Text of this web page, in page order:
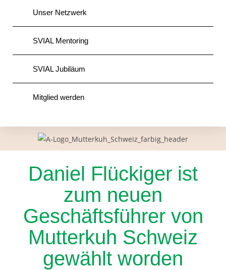
Unser Netzwerk
SVIAL Mentoring
SVIAL Jubiläum
Mitglied werden
Daniel Flückiger ist
zum neuen
Geschäftsführer von
Mutterkuh Schweiz
gewählt worden